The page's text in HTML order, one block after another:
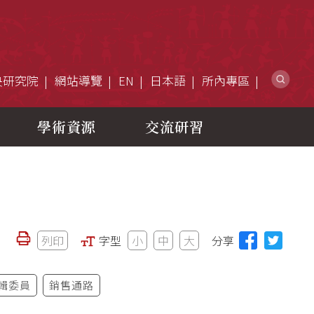
究院 網站導覽 EN 日本語 所內專區
學術資源 交流研習
列印 字型 小 中 大 分享
委員 銷售通路